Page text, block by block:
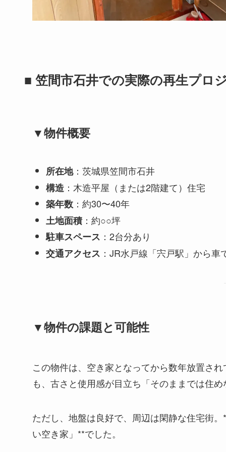
■ 笠間市石井での実際の再生プロ
▼物件概要
所在地：茨城県笠間市石井
構造 ：木造平屋（または2階建て）住宅
築年数 ：約30〜40年
土地面積：約○○坪
駐車スペース ：2台分あり
交通アクセス ：JR水戸線「宍戸駅」から車
▼物件の課題と可能性
この物件は、空き家となってから数年放置さ
も、古さと使用感が目立ち「そのままでは住
ただし、地盤は良好で、周辺は閑静な住宅街
い空き家」**でした。